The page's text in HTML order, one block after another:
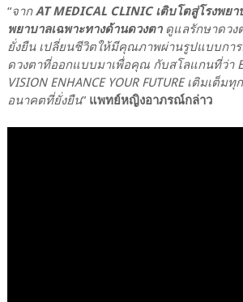
“จากAT MEDICAL CLINIC เติบโตสู่โรงพยา
พยาบาลเฉพาะทางด้านดวงตาดูแลรักษาดวง
ยั่งยืน เปลี่ยนชีวิตให้มีคุณภาพผ่านรูปแบบกา
ดวงตาที่ออกแบบมาเพื่อคุณ กับสโลแกนที่ว่า
VISION ENHANCE YOUR FUTURE เติมเต็ม
อนาคตที่ยั่งยืน” แพทย์หญิงอาภรณ์กล่าว